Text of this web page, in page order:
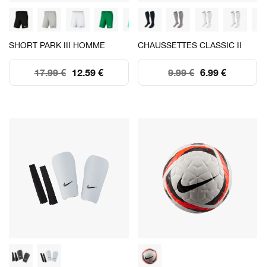
SHORT PARK III HOMME
12.59 €
17.99 €
CHAUSSETTES CLASSIC II
6.99 €
9.99 €